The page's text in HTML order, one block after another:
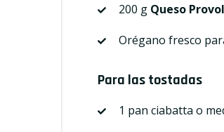
200 g Queso
Orégano fresco
Para las tostadas
1 pan ciabatta o